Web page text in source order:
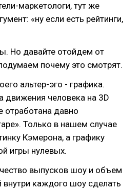
маркетологи, тут же
«ну если есть рейтинги,
Но давайте отойдем от
почему это смотрят.
альтер-эго - графика.
движения человека на 3D
давно
Только в нашем случае
Кэмерона, а графику
игры нулевых.
выпусков шоу и объем
внутри каждого шоу сделать